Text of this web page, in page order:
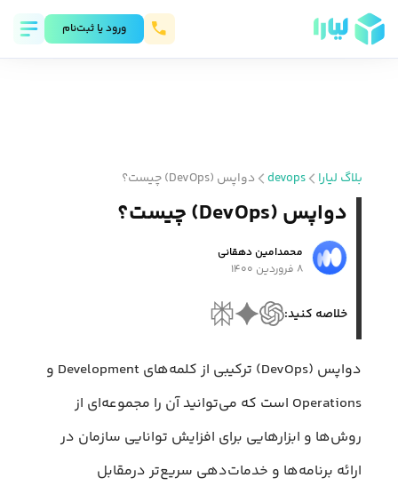
ورود يا ثبت‌نام
بلاگ لیارا devops دواپس (DevOps) چیست؟
دواپس (DevOps) چیست؟
محمد‌امین دهقانی
۸ فروردین ۱۴۰۰
خلاصه کنید:
دواپس (DevOps) ترکیبی از کلمه‌های Development و
Operations است که می‌توانید آن را مجموعه‌ای از
روش‌ها و ابزارهایی برای افزایش توانایی سازمان در
ارائه برنامه‌ها و خدمات‌دهی سریع‌تر درمقابل